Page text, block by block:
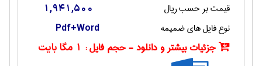
قیمت بر حسب ریال 1,941,500
نوع فایل های ضمیمه Pdf+Word
جزئیات بیشتر و دانلود - حجم فایل : 1 مگا بایت